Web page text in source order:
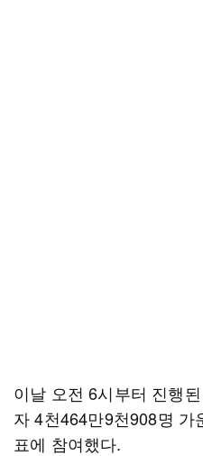
이날 오전 6시부터 진행
자 4천464만9천908명
표에 참여했다.